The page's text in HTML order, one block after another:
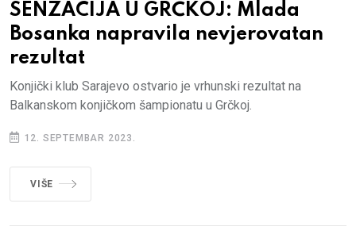
SENZACIJA U GRČKOJ: Mlada
Bosanka napravila nevjerovatan
rezultat
Konjički klub Sarajevo ostvario je vrhunski rezultat na
Balkanskom konjičkom šampionatu u Grčkoj.
12. SEPTEMBAR 2023.
VIŠE